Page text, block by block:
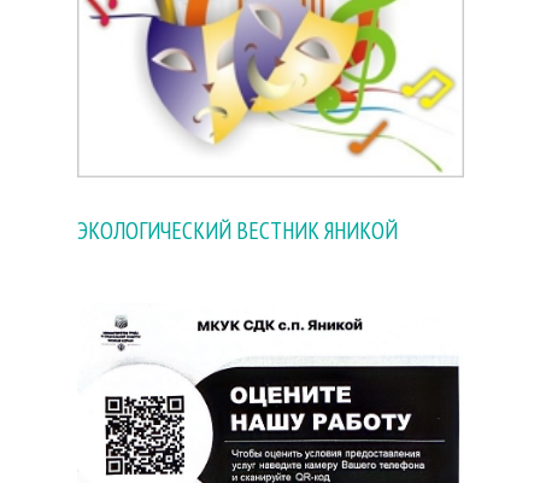
ЭКОЛОГИЧЕСКИЙ ВЕСТНИК ЯНИКОЙ